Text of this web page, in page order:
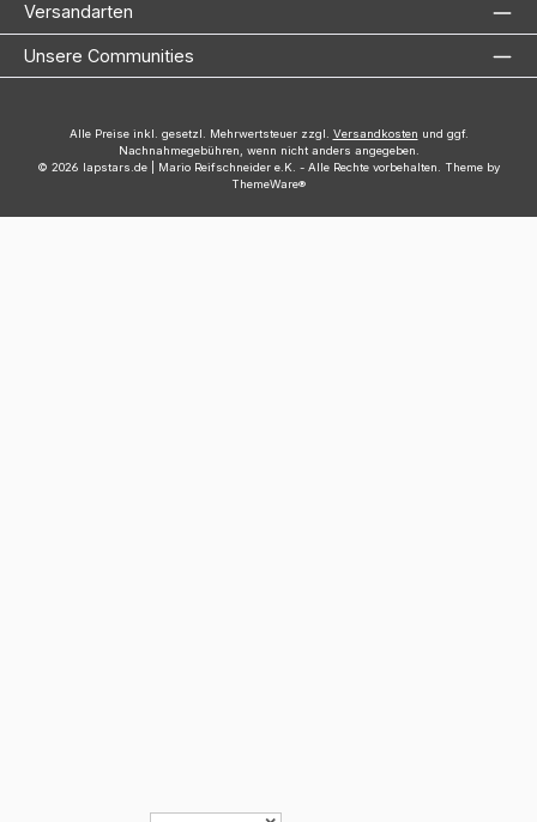
Versandarten
Unsere Communities
Alle Preise inkl. gesetzl. Mehrwertsteuer zzgl. Versandkosten und ggf.
Nachnahmegebühren, wenn nicht anders angegeben.
© 2026 lapstars.de | Mario Reifschneider e.K. - Alle Rechte vorbehalten. Theme by
ThemeWare®